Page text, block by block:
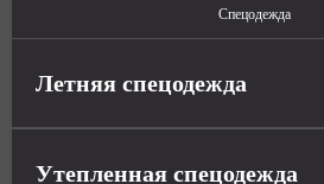
Спецодежда
Летняя спецодежда
Утепленная спецодежда